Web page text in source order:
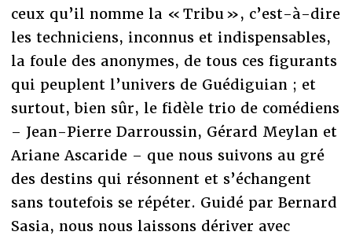
ceux qu’il nomme la « Tribu », c’est-à-dire
les techniciens, inconnus et indispensables,
la foule des anonymes, de tous ces figurants
qui peuplent l’univers de Guédiguian ; et
surtout, bien sûr, le fidèle trio de comédiens
– Jean-Pierre Darroussin, Gérard Meylan et
Ariane Ascaride – que nous suivons au gré
des destins qui résonnent et s’échangent
sans toutefois se répéter. Guidé par Bernard
Sasia, nous nous laissons dériver avec